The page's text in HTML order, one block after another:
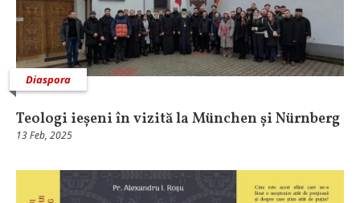
Diaspora
Teologi ieșeni în vizită la München și Nürnberg
13 Feb, 2025